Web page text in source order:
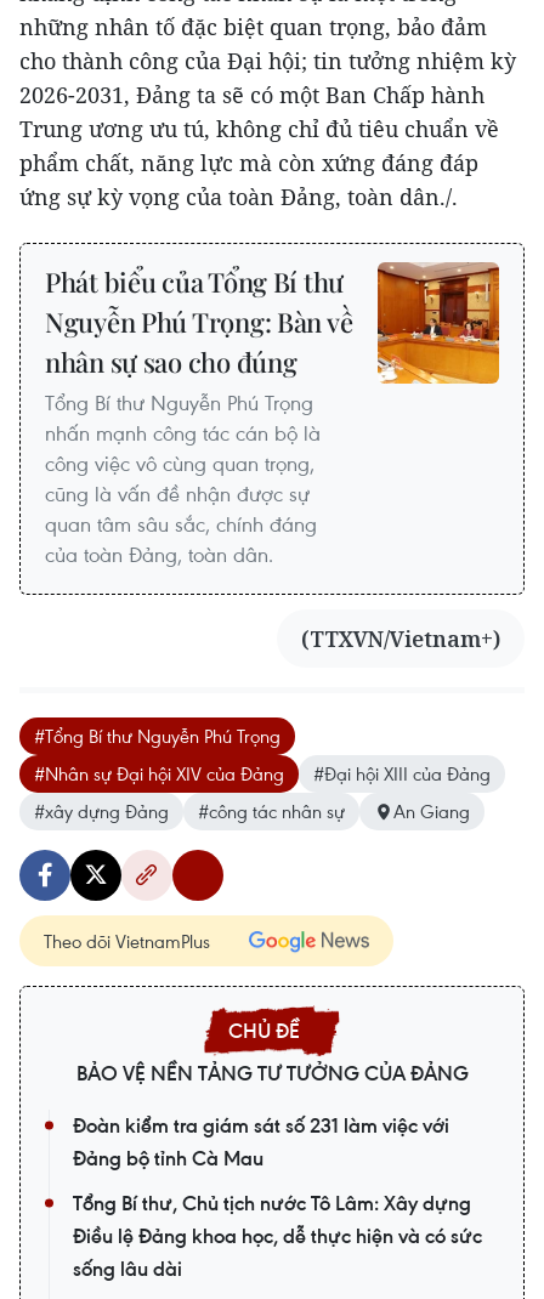
những nhân tố đặc biệt quan trọng, bảo đảm
cho thành công của Đại hội; tin tưởng nhiệm kỳ
2026-2031, Đảng ta sẽ có một Ban Chấp hành
Trung ương ưu tú, không chỉ đủ tiêu chuẩn về
phẩm chất, năng lực mà còn xứng đáng đáp
ứng sự kỳ vọng của toàn Đảng, toàn dân./.
Phát biểu của Tổng Bí thư
Nguyễn Phú Trọng: Bàn về
nhân sự sao cho đúng
Tổng Bí thư Nguyễn Phú Trọng
nhấn mạnh công tác cán bộ là
công việc vô cùng quan trọng,
cũng là vấn đề nhận được sự
quan tâm sâu sắc, chính đáng
của toàn Đảng, toàn dân.
(TTXVN/Vietnam+)
#Tổng Bí thư Nguyễn Phú Trọng
#Nhân sự Đại hội XIV của Đảng
#Đại hội XIII của Đảng
#xây dựng Đảng
#công tác nhân sự An Giang
Theo dõi VietnamPlus
BẢO VỆ NỀN TẢNG TƯ TƯỞNG CỦA ĐẢNG
Đoàn kiểm tra giám sát số 231 làm việc với
Đảng bộ tỉnh Cà Mau
Tổng Bí thư, Chủ tịch nước Tô Lâm: Xây dựng
Điều lệ Đảng khoa học, dễ thực hiện và có sức
sống lâu dài